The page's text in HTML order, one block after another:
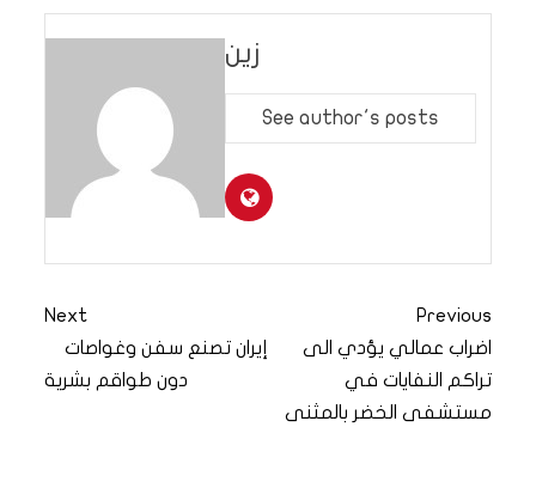
زين
See author's posts
Previous
اضراب عمالي يؤدي الى
تراكم النفايات في
مستشفى الخضر بالمثنى
Next
إيران تصنع سفن وغواصات
دون طواقم بشرية